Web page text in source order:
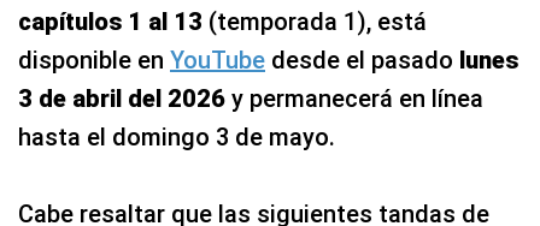
capítulos 1 al 13 (temporada 1), está
disponible en YouTube desde el pasado lunes
3 de abril del 2026 y permanecerá en línea
hasta el domingo 3 de mayo.
Cabe resaltar que las siguientes tandas de